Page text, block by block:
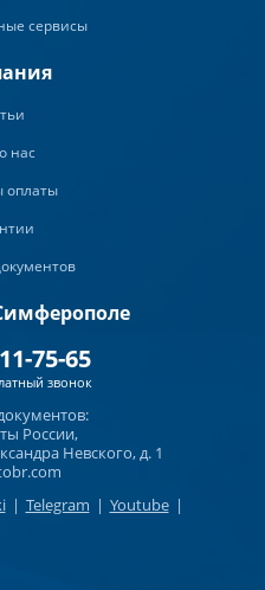
сервисы
нас
оплаты
75-65
звонок
России,
Невского, д. 1
| Telegram | Youtube |